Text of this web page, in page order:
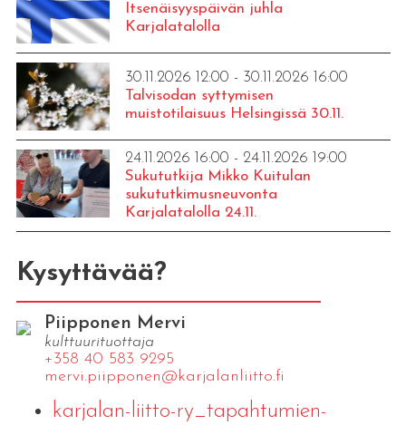
Itsenäisyyspäivän juhla
Karjalatalolla
30.11.2026 12:00 - 30.11.2026 16:00
Talvisodan syttymisen
muistotilaisuus Helsingissä 30.11.
24.11.2026 16:00 - 24.11.2026 19:00
Sukututkija Mikko Kuitulan
sukututkimusneuvonta
Karjalatalolla 24.11.
Kysyttävää?
Piipponen Mervi
kulttuurituottaja
+358 40 583 9295
mervi.​piipponen@​kar​jala​nlii​tto.​fi
karjalan-liitto-ry_tapahtumien-